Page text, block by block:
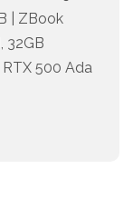
| ZBook
32GB
500 Ada